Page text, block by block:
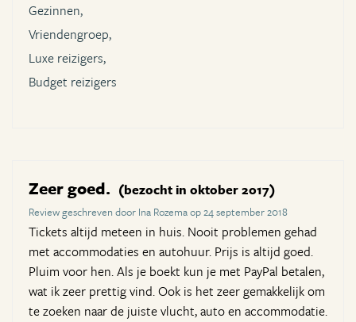
Gezinnen,
Vriendengroep,
Luxe reizigers,
Budget reizigers
Zeer goed. (bezocht in oktober 2017)
Review geschreven door Ina Rozema op 24 september 2018
Tickets altijd meteen in huis. Nooit problemen gehad
met accommodaties en autohuur. Prijs is altijd goed.
Pluim voor hen. Als je boekt kun je met PayPal betalen,
wat ik zeer prettig vind. Ook is het zeer gemakkelijk om
te zoeken naar de juiste vlucht, auto en accommodatie.